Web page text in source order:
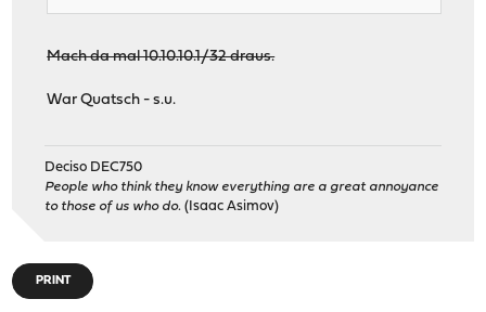
Mach da mal 10.10.10.1/32 draus.
War Quatsch - s.u.
Deciso DEC750
People who think they know everything are a great annoyance
to those of us who do. (Isaac Asimov)
PRINT